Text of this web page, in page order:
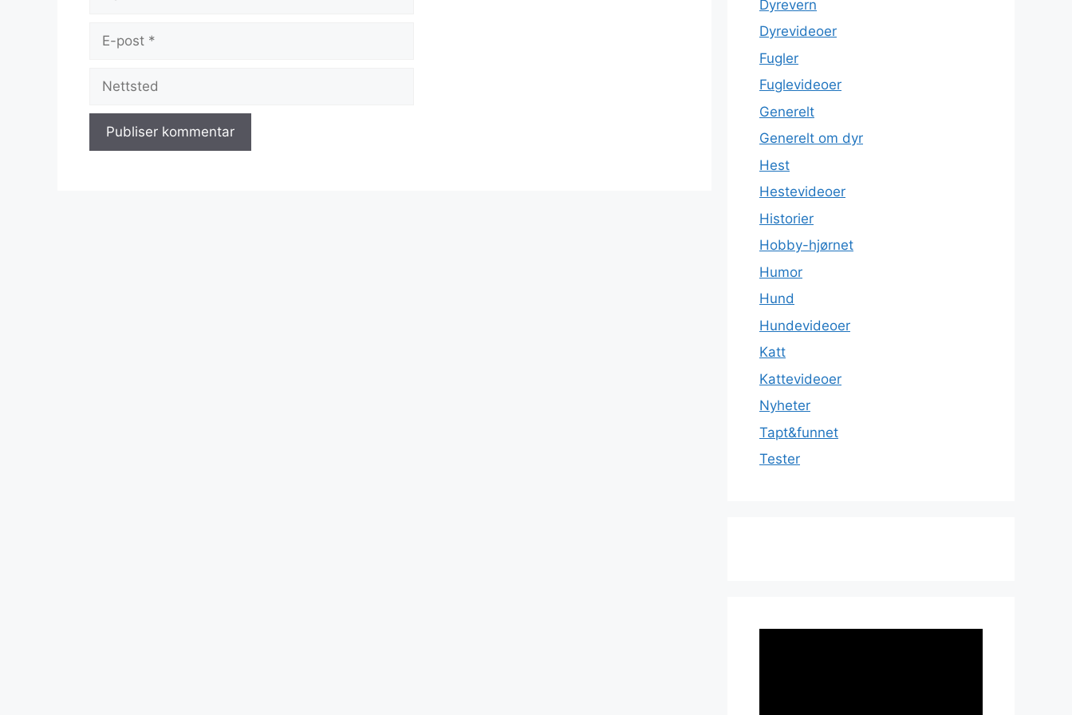
Nettsted
Dyrevern
Dyrevideoer
Fugler
Fuglevideoer
Generelt
Generelt om dyr
Hest
Hestevideoer
Historier
Hobby-hjørnet
Humor
Hund
Hundevideoer
Katt
Kattevideoer
Nyheter
Tapt&funnet
Tester